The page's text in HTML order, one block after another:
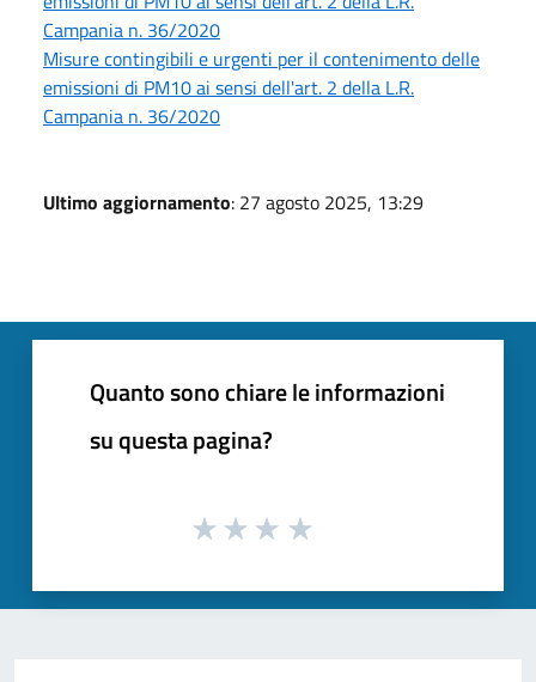
Campania n. 36/2020
Misure contingibili e urgenti per il contenimento delle
emissioni di PM10 ai sensi dell'art. 2 della L.R.
Campania n. 36/2020
Ultimo aggiornamento: 27 agosto 2025, 13:29
Quanto sono chiare le informazioni
su questa pagina?